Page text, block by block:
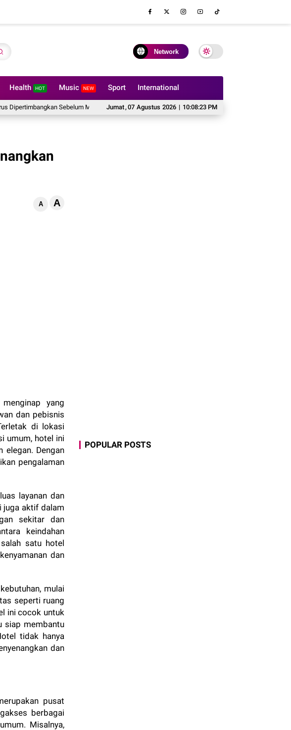
Network
Health HOT Music NEW Sport International
Jumat,07 Agustus 2026 | 10:08:24 PM
Sebelum Memesan Sofa Custom Cipta Publishing Perkuat Komitmen Lindungi Karya
A A
yang
dan pebisnis
di lokasi
umum, hotel ini
elegan. Dengan
pengalaman
layanan dan
juga aktif dalam
sekitar dan
keindahan
satu hotel
dan
mulai
seperti ruang
ini cocok untuk
siap membantu
tidak hanya
dan
pusat
berbagai
Misalnya,
POPULAR POSTS